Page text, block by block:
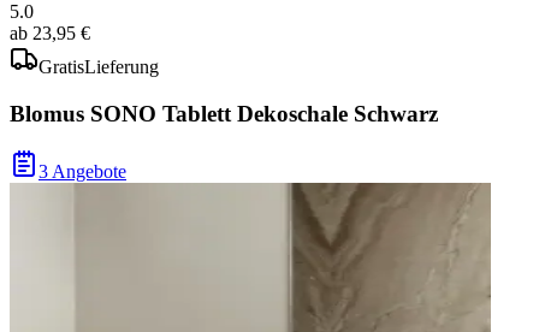
5.0
ab 23,95 €
GratisLieferung
Blomus SONO Tablett Dekoschale Schwarz
3 Angebote